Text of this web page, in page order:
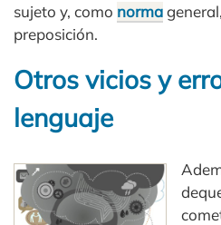
sujeto y, como norma
preposición.
Otros vicios y
lenguaje